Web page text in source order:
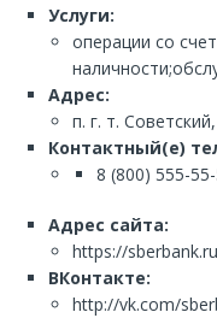
Услуги:
операции со
Адрес:
п. г. т.
Контактный(е)
8 (800) 555-
Адрес сайта:
https://sberbank.ru
ВКонтакте:
http://vk.com/